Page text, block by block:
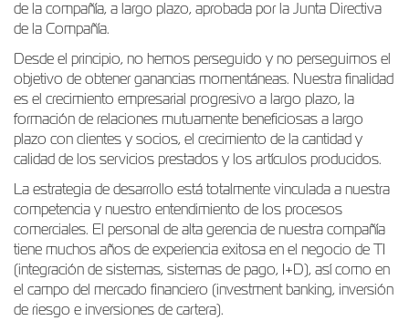
de la compañía, a largo plazo, aprobada por la Junta Directiva
de la Compañía.
Desde el principio, no hemos perseguido y no perseguimos el
objetivo de obtener ganancias momentáneas. Nuestra finalidad
es el crecimiento empresarial progresivo a largo plazo, la
formación de relaciones mutuamente beneficiosas a largo
plazo con clientes y socios, el crecimiento de la cantidad y
calidad de los servicios prestados y los artículos producidos.
La estrategia de desarrollo está totalmente vinculada a nuestra
competencia y nuestro entendimiento de los procesos
comerciales. El personal de alta gerencia de nuestra compañía
tiene muchos años de experiencia exitosa en el negocio de TI
(integración de sistemas, sistemas de pago, I+D), así como en
el campo del mercado financiero (investment banking, inversión
de riesgo e inversiones de cartera).